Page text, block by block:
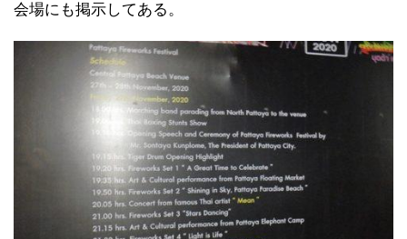
会場にも掲示してある。